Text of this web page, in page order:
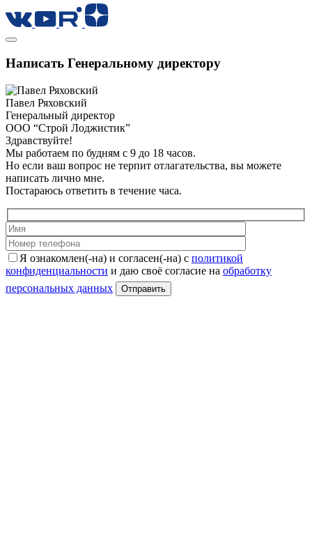
Написать Генеральному директору
Павел Ряховский
Генеральный директор
ООО “Строй Лоджистик”
Здравствуйте!
Мы работаем по будням с 9 до 18 часов.
Но если ваш вопрос не терпит отлагательства, вы можете
написать лично мне.
Постараюсь ответить в течение часа.
Я ознакомлен(-на) и согласен(-на) с политикой
конфиденциальности и даю своё согласие на обработку
персональных данных